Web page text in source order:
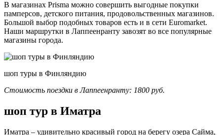
В магазинах Prisma можно совершить выгодные покупки
памперсов, детского питания, продовольственных магазинов.
Большой выбор подобных товаров есть и в сети Euromarket.
Наши маршрутки в Лаппеенранту завозят во все популярные
магазины города.
шоп туры в Финляндию
Стоимость поездки в Лаппеенранту: 1800 руб.
шоп тур в Иматра
Иматра – удивительно красивый город на берегу озера Сайма,